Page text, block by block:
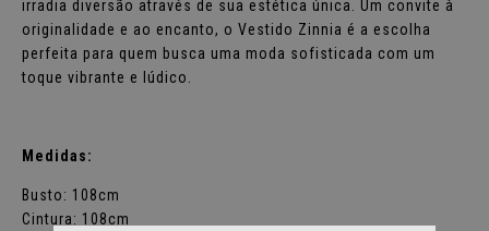
irradia diversão através de sua estética única. Um convite à
originalidade e ao encanto, o Vestido Zinnia é a escolha
perfeita para quem busca uma moda sofisticada com um
toque vibrante e lúdico.
Medidas:
Busto: 108cm
Cintura: 108cm